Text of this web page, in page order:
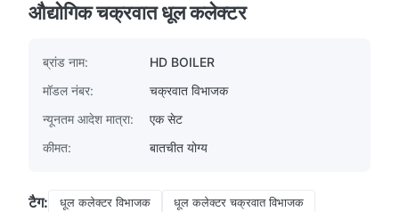
औद्योगिक चक्रवात धूल कलेक्टर
ब्रांड नाम:
HD BOILER
मॉडल नंबर:
चक्रवात विभाजक
न्यूनतम आदेश मात्रा:
एक सेट
कीमत:
बातचीत योग्य
टैग: धूल कलेक्टर विभाजक
धूल कलेक्टर चक्रवात विभाजक